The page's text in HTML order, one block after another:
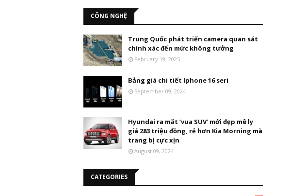
CÔNG NGHỆ
Trung Quốc phát triển camera quan sát
chính xác đến mức không tưởng
February 19, 2025
Bảng giá chi tiết Iphone 16 seri
September 09, 2024
Hyundai ra mắt ‘vua SUV’ mới đẹp mê ly
giá 283 triệu đồng, rẻ hơn Kia Morning mà
trang bị cực xịn
August 09, 2024
CATEGORIES